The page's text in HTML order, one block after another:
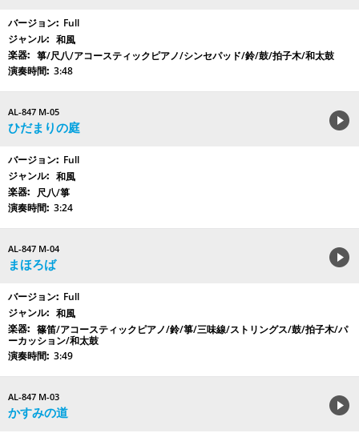
Full
和風
箏/尺八/アコースティックピアノ/シンセパッド/鈴/鼓/拍子木/和太鼓
3:48
AL-847 M-05
ひだまりの庭
Full
和風
尺八/箏
3:24
AL-847 M-04
まほろば
Full
和風
篠笛/アコースティックピアノ/鈴/箏/三味線/ストリングス/鼓/拍子木/パ
ーカッション/和太鼓
3:49
AL-847 M-03
かすみの道